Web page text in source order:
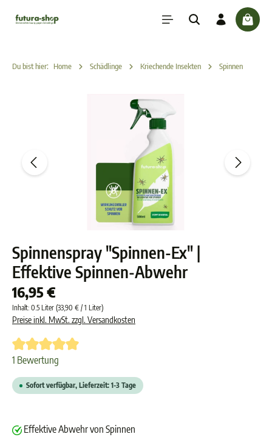
springen
Du bist hier: Home Schädlinge Kriechende Insekten Spinnen
Spinnenspray "Spinnen-Ex" |
Effektive Spinnen-Abwehr
16,95 €
Inhalt: 0.5 Liter (33,90 € / 1 Liter)
Preise inkl. MwSt. zzgl. Versandkosten
Durchschnittliche Bewertung von 5 von 5 Sternen
1 Bewertung
Sofort verfügbar, Lieferzeit: 1-3 Tage
Effektive Abwehr von Spinnen